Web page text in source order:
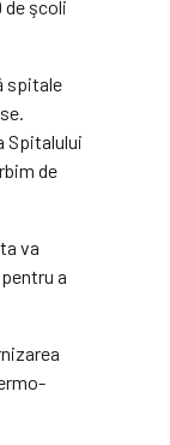
de şcoli
spitale
Spitalului
de
va
a